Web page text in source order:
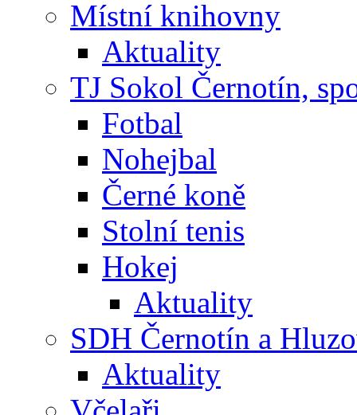
Místní knihovny
Aktuality
TJ Sokol Černotín,
Fotbal
Nohejbal
Černé koně
Stolní tenis
Hokej
Aktuality
SDH Černotín a
Aktuality